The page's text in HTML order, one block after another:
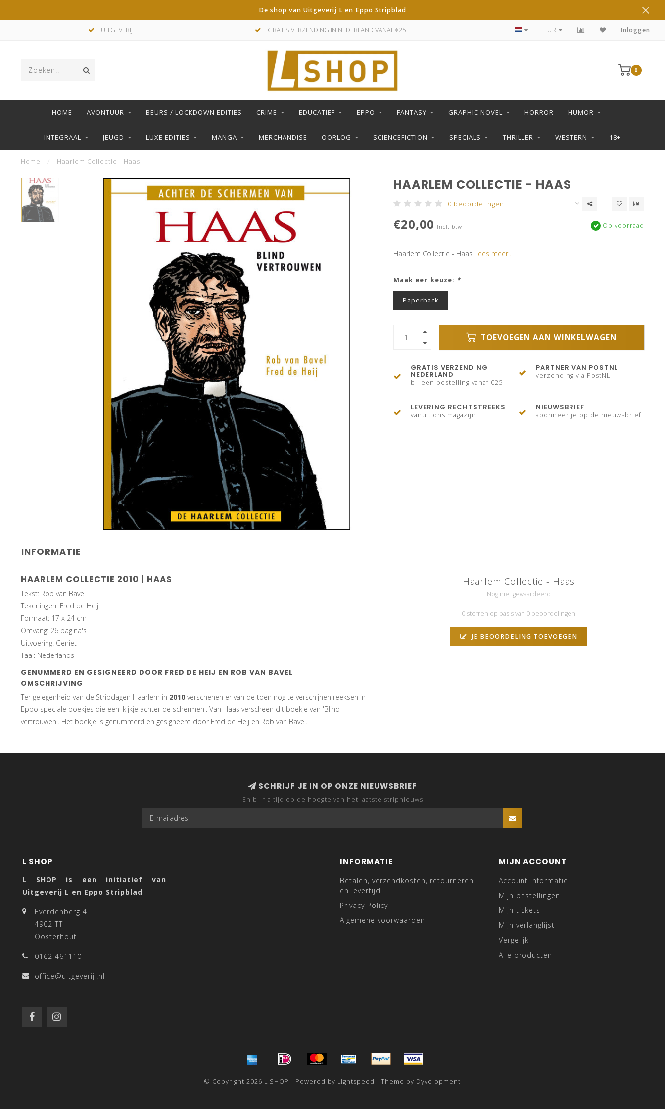
De shop van Uitgeverij L en Eppo Stripblad
UITGEVERIJ L GRATIS VERZENDING IN NEDERLAND VANAF €25 DE LEUKSTE STRIPS KOOP JE IN DE L SHOP
EUR Inloggen
0
HOME AVONTUUR BEURS / LOCKDOWN EDITIES CRIME EDUCATIEF EPPO FANTASY GRAPHIC NOVEL HORROR HUMOR
INTEGRAAL JEUGD LUXE EDITIES MANGA MERCHANDISE OORLOG SCIENCEFICTION SPECIALS THRILLER WESTERN 18+
Home Haarlem Collectie - Haas
HAARLEM COLLECTIE - HAAS
0 beoordelingen
€20,00 Incl. btw Op voorraad
Haarlem Collectie - Haas Lees meer..
Maak een keuze: *
Paperback
TOEVOEGEN AAN WINKELWAGEN
GRATIS VERZENDING
NEDERLAND
bij een bestelling vanaf €25
PARTNER VAN POSTNL
verzending via PostNL
LEVERING RECHTSTREEKS
vanuit ons magazijn
NIEUWSBRIEF
abonneer je op de nieuwsbrief
INFORMATIE
HAARLEM COLLECTIE 2010 | HAAS
Tekst: Rob van Bavel
Tekeningen: Fred de Heij
Formaat: 17 x 24 cm
Omvang: 26 pagina's
Uitvoering: Geniet
Taal: Nederlands
GENUMMERD EN GESIGNEERD DOOR FRED DE HEIJ EN ROB VAN BAVEL
OMSCHRIJVING
Ter gelegenheid van de Stripdagen Haarlem in 2010 verschenen er van de toen nog te verschijnen reeksen in
Eppo speciale boekjes die een 'kijkje achter de schermen'. Van Haas verscheen dit boekje van 'Blind
vertrouwen'. Het boekje is genummerd en gesigneerd door Fred de Heij en Rob van Bavel.
Haarlem Collectie - Haas
Nog niet gewaardeerd
0 sterren op basis van 0 beoordelingen
JE BEOORDELING TOEVOEGEN
SCHRIJF JE IN OP ONZE NIEUWSBRIEF
En blijf altijd op de hoogte van het laatste stripnieuws
L SHOP
L SHOP is een initiatief van
Uitgeverij L en Eppo Stripblad
Everdenberg 4L
4902 TT
Oosterhout
0162 461110
office@uitgeverijl.nl
INFORMATIE
Betalen, verzendkosten, retourneren
en levertijd
Privacy Policy
Algemene voorwaarden
MIJN ACCOUNT
Account informatie
Mijn bestellingen
Mijn tickets
Mijn verlanglijst
Vergelijk
Alle producten
© Copyright 2026 L SHOP - Powered by Lightspeed - Theme by Dyvelopment